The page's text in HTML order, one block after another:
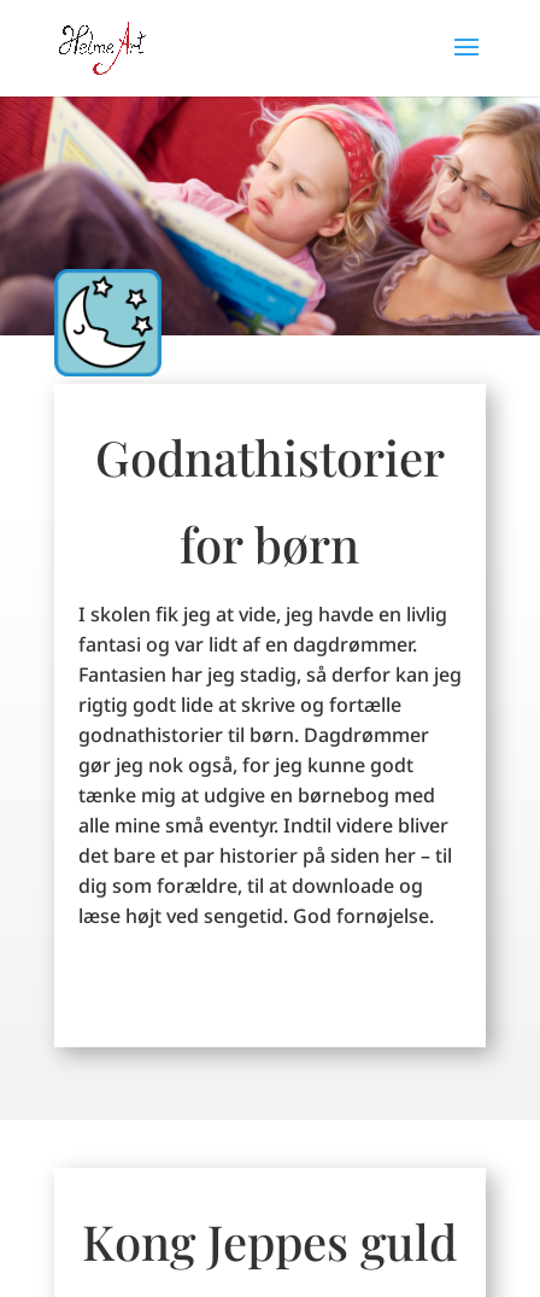
Godnathistorier
for børn
I skolen fik jeg at vide, jeg havde en livlig
fantasi og var lidt af en dagdrømmer.
Fantasien har jeg stadig, så derfor kan jeg
rigtig godt lide at skrive og fortælle
godnathistorier til børn. Dagdrømmer
gør jeg nok også, for jeg kunne godt
tænke mig at udgive en børnebog med
alle mine små eventyr. Indtil videre bliver
det bare et par historier på siden her – til
dig som forældre, til at downloade og
læse højt ved sengetid. God fornøjelse.
Kong Jeppes guld